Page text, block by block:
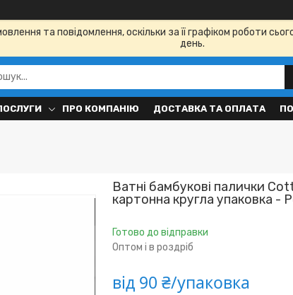
та повідомлення, оскільки за її графіком роботи
день.
ПРО КОМПАНІЮ ДОСТАВКА ТА ОПЛАТА
Ватні бамбукові палички
картонна кругла упаковка -
Готово до відправки
Оптом і в роздріб
від 90 ₴/упаковка